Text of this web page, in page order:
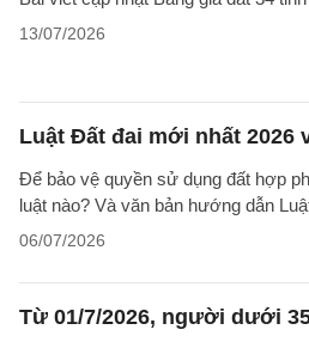
13/07/2026
Luật Đất đai mới nhất 2026
Để bảo vệ quyền sử dụng đất hợp
luật nào? Và văn bản hướng dẫn
06/07/2026
Từ 01/7/2026, người dưới